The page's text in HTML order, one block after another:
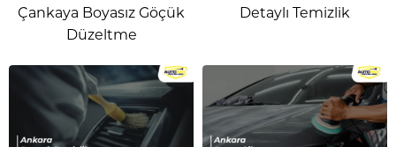
Çankaya Boyasız Göçük
Düzeltme
Detaylı Temizlik